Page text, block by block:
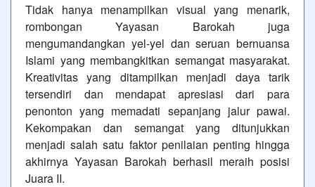
Tidak hanya menampilkan visual yang menarik,
rombongan Yayasan Barokah juga
mengumandangkan yel-yel dan seruan bernuansa
Islami yang membangkitkan semangat masyarakat.
Kreativitas yang ditampilkan menjadi daya tarik
tersendiri dan mendapat apresiasi dari para
penonton yang memadati sepanjang jalur pawai.
Kekompakan dan semangat yang ditunjukkan
menjadi salah satu faktor penilaian penting hingga
akhirnya Yayasan Barokah berhasil meraih posisi
Juara II.